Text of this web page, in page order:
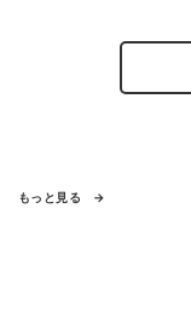
もっと見る